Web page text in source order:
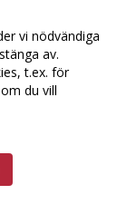
2014-10-15 13:43
2014-10-11 22:03
2014-10-08 21:25
vi nödvändiga
av.
t.ex. för
du vill